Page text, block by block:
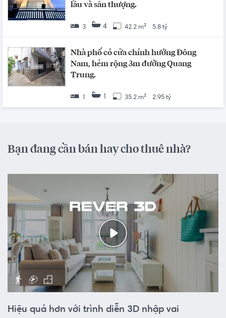
lầu và sân thượng.
3 4 42.2 m² 5.8 tỷ
Nhà phố có cửa chính hướng Đông
Nam, hẻm rộng 3m đường Quang
Trung.
1 35.2 m² 2.95 tỷ
Bạn đang cần bán hay cho thuê nhà?
Hiệu quả hơn với trình diễn 3D nhập vai